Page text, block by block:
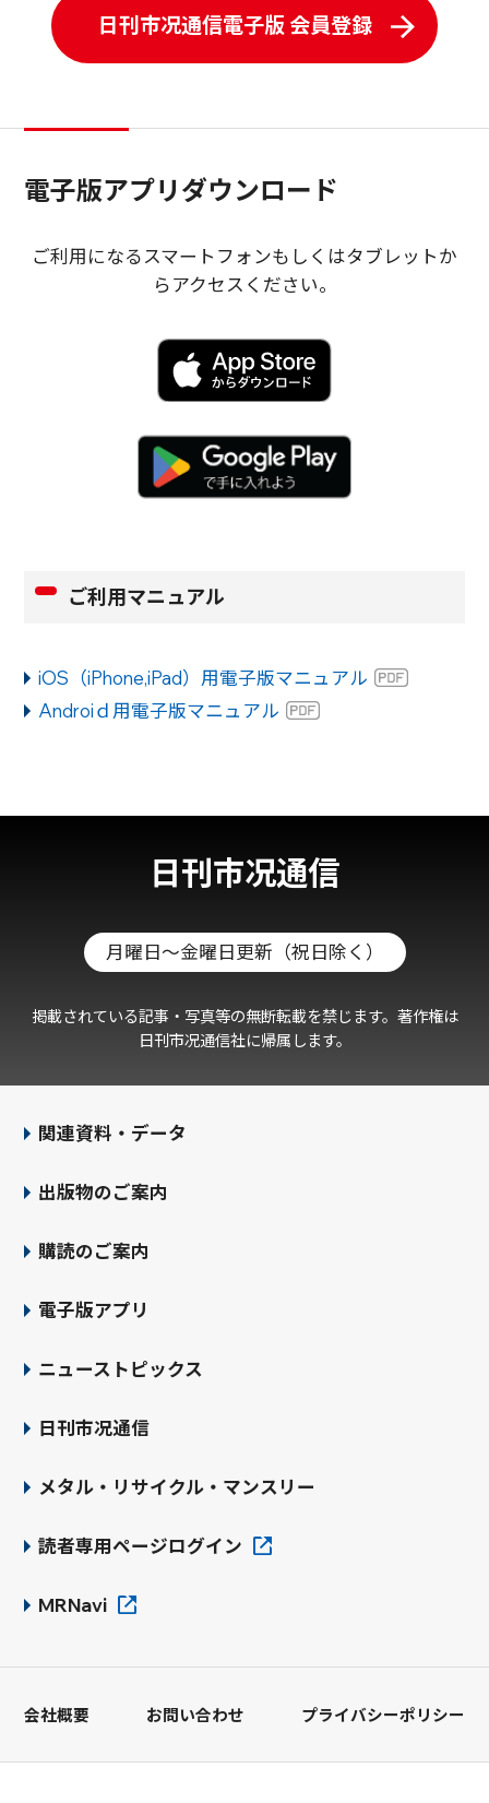
日刊市况通信電子版 会員登録
電子版アプリダウンロード
ご利用になるスマートフォンもしくはタブレットか
らアクセスください。
ご利用マニュアル
iOS（iPhone,iPad）用電子版マニュアル
Androiｄ用電子版マニュアル
日刊市况通信
月曜日～金曜日更新（祝日除く）
掲載されている記事・写真等の無断転載を禁じます。著作権は
日刊市况通信社に帰属します。
関連資料・データ
出版物のご案内
購読のご案内
電子版アプリ
ニューストピックス
日刊市况通信
メタル・リサイクル・マンスリー
読者専用ページログイン
MRNavi
会社概要 お問い合わせ プライバシーポリシー